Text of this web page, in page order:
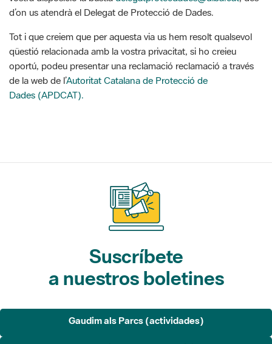
Tot i que creiem que per aquesta via us hem resolt qualsevol
qüestió relacionada amb la vostra privacitat, si ho creieu
oportú, podeu presentar una reclamació reclamació a través
de la web de l’Autoritat Catalana de Protecció de
Dades (APDCAT).
Suscríbete
a nuestros boletines
L'Informatiu dels Parcs (noticias)